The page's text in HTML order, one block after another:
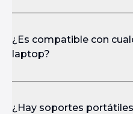
¿Es compatible con
laptop?
¿Hay soportes